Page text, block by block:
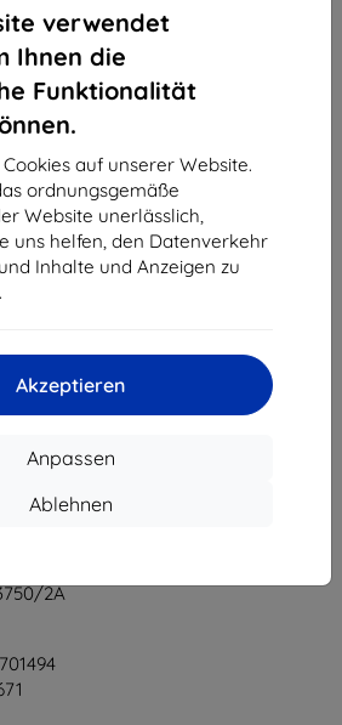
verwendet
Ihnen die
Funktionalität
auf unserer Website.
ordnungsgemäße
Website unerlässlich,
uns helfen, den Datenverkehr
Inhalte und Anzeigen zu
Akzeptieren
Anpassen
Ablehnen
1
2A